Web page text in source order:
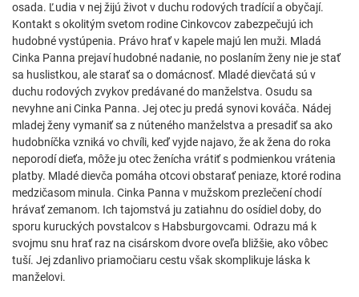
osada. Ľudia v nej žijú život v duchu rodových tradícií a obyčají.
Kontakt s okolitým svetom rodine Cinkovcov zabezpečujú ich
hudobné vystúpenia. Právo hrať v kapele majú len muži. Mladá
Cinka Panna prejaví hudobné nadanie, no poslaním ženy nie je stať
sa huslistkou, ale starať sa o domácnosť. Mladé dievčatá sú v
duchu rodových zvykov predávané do manželstva. Osudu sa
nevyhne ani Cinka Panna. Jej otec ju predá synovi kováča. Nádej
mladej ženy vymaniť sa z núteného manželstva a presadiť sa ako
hudobníčka vzniká vo chvíli, keď vyjde najavo, že ak žena do roka
neporodí dieťa, môže ju otec ženícha vrátiť s podmienkou vrátenia
platby. Mladé dievča pomáha otcovi obstarať peniaze, ktoré rodina
medzičasom minula. Cinka Panna v mužskom prezlečení chodí
hrávať zemanom. Ich tajomstvá ju zatiahnu do osídiel doby, do
sporu kuruckých povstalcov s Habsburgovcami. Odrazu má k
svojmu snu hrať raz na cisárskom dvore oveľa bližšie, ako vôbec
tuší. Jej zdanlivo priamočiaru cestu však skomplikuje láska k
manželovi.